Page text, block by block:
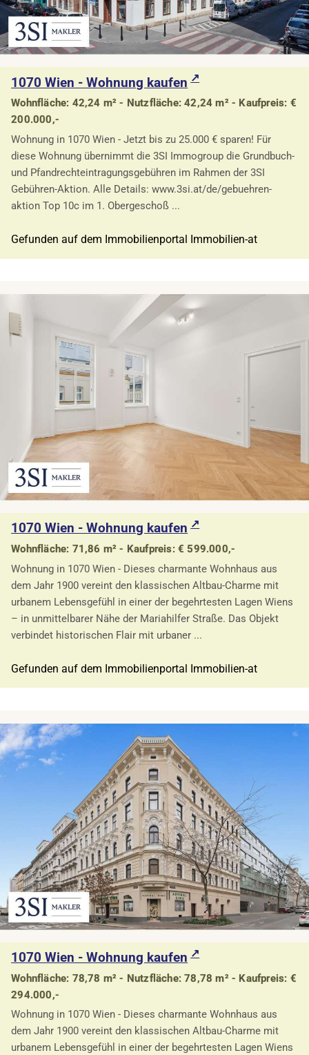
1070 Wien - Wohnung kaufen
Wohnfläche: 42,24 m² - Nutzfläche: 42,24 m² - Kaufpreis: €
200.000,-
Wohnung in 1070 Wien - Jetzt bis zu 25.000 € sparen! Für
diese Wohnung übernimmt die 3SI Immogroup die Grundbuch-
und Pfandrechteintragungsgebühren im Rahmen der 3SI
Gebühren-Aktion. Alle Details: www.3si.at/de/gebuehren-
aktion Top 10c im 1. Obergeschoß ...
Gefunden auf dem Immobilienportal Immobilien-at
1070 Wien - Wohnung kaufen
Wohnfläche: 71,86 m² - Kaufpreis: € 599.000,-
Wohnung in 1070 Wien - Dieses charmante Wohnhaus aus
dem Jahr 1900 vereint den klassischen Altbau-Charme mit
urbanem Lebensgefühl in einer der begehrtesten Lagen Wiens
– in unmittelbarer Nähe der Mariahilfer Straße. Das Objekt
verbindet historischen Flair mit urbaner ...
Gefunden auf dem Immobilienportal Immobilien-at
1070 Wien - Wohnung kaufen
Wohnfläche: 78,78 m² - Nutzfläche: 78,78 m² - Kaufpreis: €
294.000,-
Wohnung in 1070 Wien - Dieses charmante Wohnhaus aus
dem Jahr 1900 vereint den klassischen Altbau-Charme mit
urbanem Lebensgefühl in einer der begehrtesten Lagen Wiens